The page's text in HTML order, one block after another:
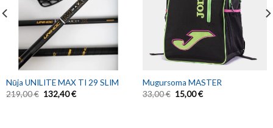
Nūja UNILITE MAX TI 29 SLIM
219,00€ 132,40€
Mugursoma MASTER
33,00€ 15,00€